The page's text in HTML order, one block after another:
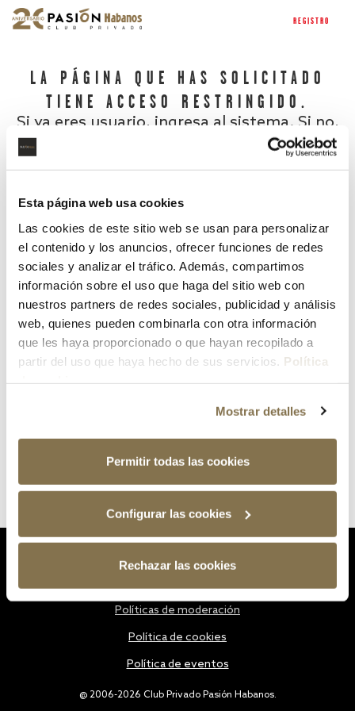
Esta página web usa cookies
Las cookies de este sitio web se usan para personalizar
el contenido y los anuncios, ofrecer funciones de redes
sociales y analizar el tráfico. Además, compartimos
información sobre el uso que haga del sitio web con
nuestros partners de redes sociales, publicidad y análisis
web, quienes pueden combinarla con otra información
que les haya proporcionado o que hayan recopilado a
partir del uso que haya hecho de sus servicios. Política
Mostrar detalles
Permitir todas las cookies
Configurar las cookies
Rechazar las cookies
REGISTRO
LA PÁGINA QUE HAS SOLICITADO
TIENE ACCESO RESTRINGIDO.
Si ya eres usuario, ingresa al sistema. Si no,
¿Has olvidado tu contraseña?
@ 2006-2026 Club Privado Pasión Habanos.
Políticas de moderación
Política de cookies
Política de eventos